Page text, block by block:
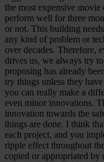
the most expensive
perform well for three
or not. This building
any kind of problem or
over decades. Therefore,
drives us, we always try
proposing has already
try things unless they
you can really make a
even minor innovations.
innovation towards the
things are done. I think
each project, and you
ripple effect throughout
copied or appropriated by